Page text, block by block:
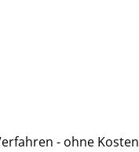
- ohne Kosten